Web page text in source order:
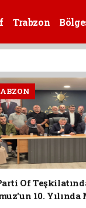
Trabzon
Of
10.